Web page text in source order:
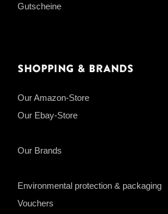
Gutscheine
Shopping & Brands
Our Amazon-Store
Our Ebay-Store
Our Brands
Environmental protection & packaging
Vouchers